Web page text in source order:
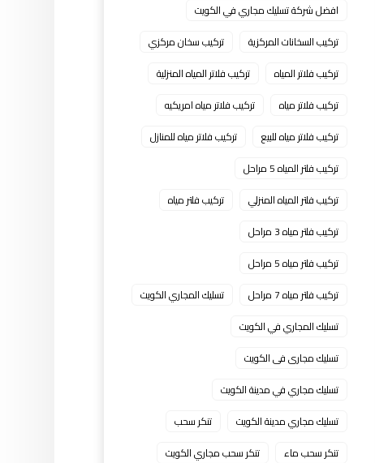
افضل شركة تسليك مجاري في الكويت
تركيب السخانات المركزية
تركيب سخان مركزي
تركيب فلاتر المياه
تركيب فلاتر المياه المنزلية
تركيب فلاتر مياه
تركيب فلاتر مياه امريكيه
تركيب فلاتر مياه للبيع
تركيب فلاتر مياه للمنازل
تركيب فلتر المياه 5 مراحل
تركيب فلتر المياه المنزلي
تركيب فلتر مياه
تركيب فلتر مياه 3 مراحل
تركيب فلتر مياه 5 مراحل
تركيب فلتر مياه 7 مراحل
تسليك المجاري الكويت
تسليك المجاري في الكويت
تسليك مجارى فى الكويت
تسليك مجاري في مدينة الكويت
تسليك مجاري مدينة الكويت
تنكر سحب
تنكر سحب ماء
تنكر سحب مجاري الكويت